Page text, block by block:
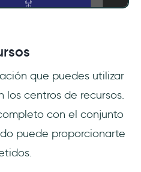
que puedes utilizar
centros de recursos.
con el conjunto
puede proporcionarte